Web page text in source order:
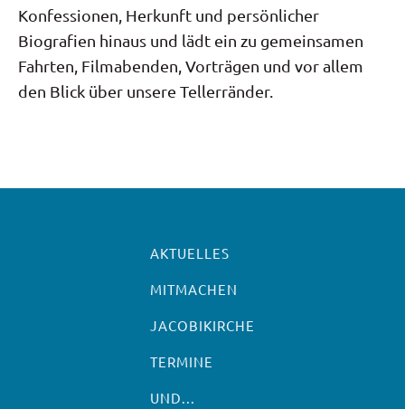
Konfessionen, Herkunft und persönlicher
Biografien hinaus und lädt ein zu gemeinsamen
Fahrten, Filmabenden, Vorträgen und vor allem
den Blick über unsere Tellerränder.
AKTUELLES
MITMACHEN
JACOBIKIRCHE
TERMINE
UND...